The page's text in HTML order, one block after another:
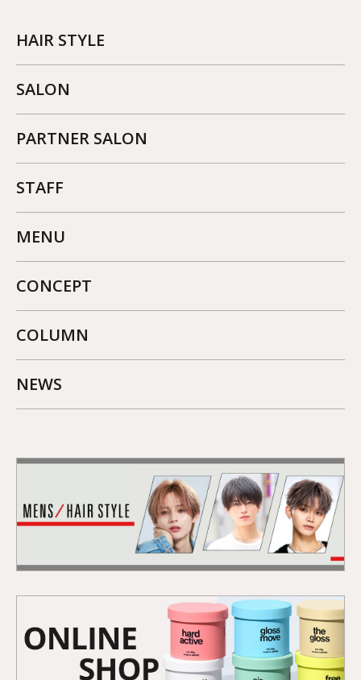
HAIR STYLE
SALON
PARTNER SALON
STAFF
MENU
CONCEPT
COLUMN
NEWS